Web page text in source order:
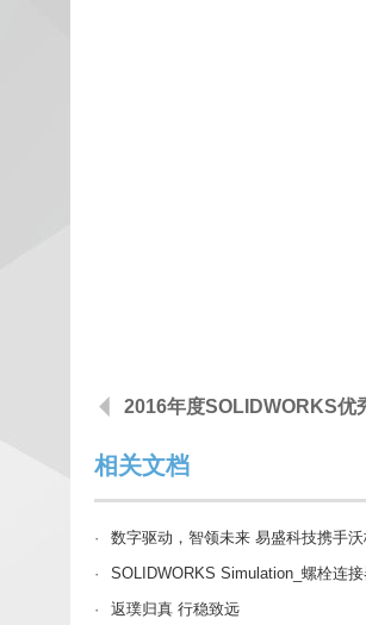
2016年度SOLIDWORKS优
相关文档
·
数字驱动，智领未来 易盛科技携手
·
SOLIDWORKS Simulation_螺栓连
·
返璞归真 行稳致远